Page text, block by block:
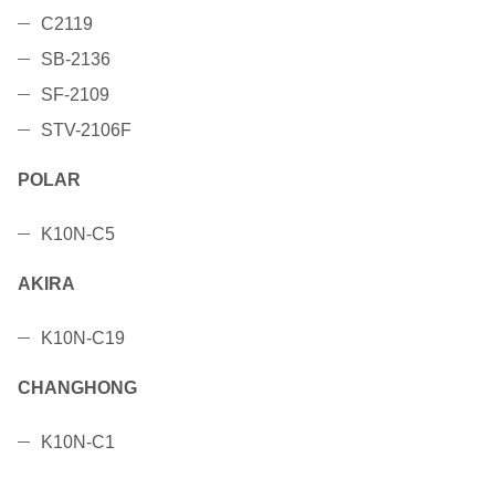
C2119
SB-2136
SF-2109
STV-2106F
POLAR
K10N-C5
AKIRA
K10N-C19
CHANGHONG
K10N-C1